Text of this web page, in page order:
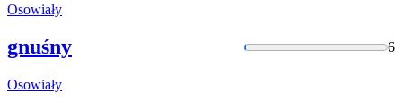
Osowiały
gnuśny 6
Osowiały